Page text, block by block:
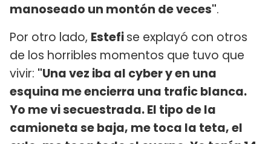
manoseado un montón de veces".
Por otro lado, Estefise explayó con otros
de los horribles momentos que tuvo que
vivir: "Una vez iba al cyber y en una
esquina me encierra una trafic blanca.
Yo me vi secuestrada. El tipo de la
camioneta se baja, me toca la teta, el